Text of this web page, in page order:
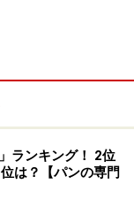
ランキング！ 2位
は？【パンの専門